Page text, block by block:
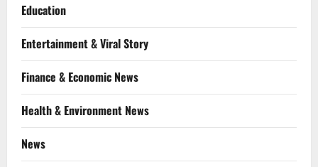
Education
Entertainment & Viral Story
Finance & Economic News
Health & Environment News
News